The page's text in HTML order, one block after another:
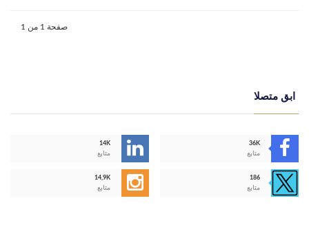
صفحة 1 من 1
ابق متصلا
14K
متابع
36K
متابع
14,9K
متابع
186
متابع